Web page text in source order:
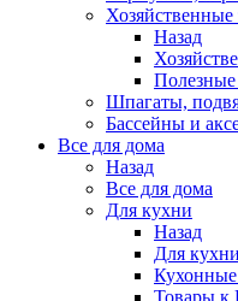
Назад
Шпагаты,
Бассейны и
Все для дома
Назад
Все для дома
Для кухни
Назад
Для кухни
Товары к